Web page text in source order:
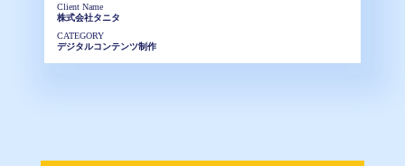
Client Name
株式会社タニタ
CATEGORY
デジタルコンテンツ制作